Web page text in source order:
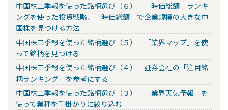
中国株二季報を使った銘柄選び（６） 「時価総額」ランキ
ングを使った投資戦略、「時価総額」で企業規模の大きな中
国株を見つける方法
中国株二季報を使った銘柄選び（５） 「業界マップ」を使
って銘柄を見つける
中国株二季報を使った銘柄選び（４） 証券会社の「注目銘
柄ランキング」を参考にする
中国株二季報を使った銘柄選び（３） 「業界天気予報」を
使って業種を手掛かりに絞り込む